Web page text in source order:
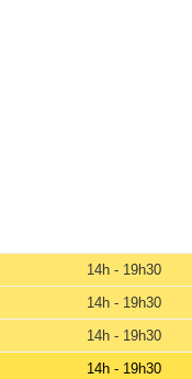
14h - 19h30
14h - 19h30
14h - 19h30
14h - 19h30